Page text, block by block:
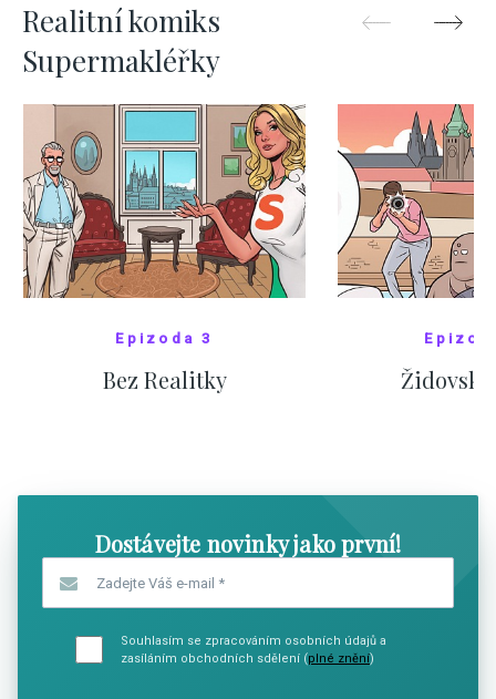
Realitní komiks
Supermakléřky
Epizoda 3
Bez Realitky
Dostávejte novinky jako první!
Souhlasím se zpracováním osobních údajů a
zasíláním obchodních sdělení (plné znění)